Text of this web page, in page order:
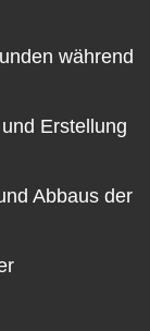
während
Erstellung
Abbaus der